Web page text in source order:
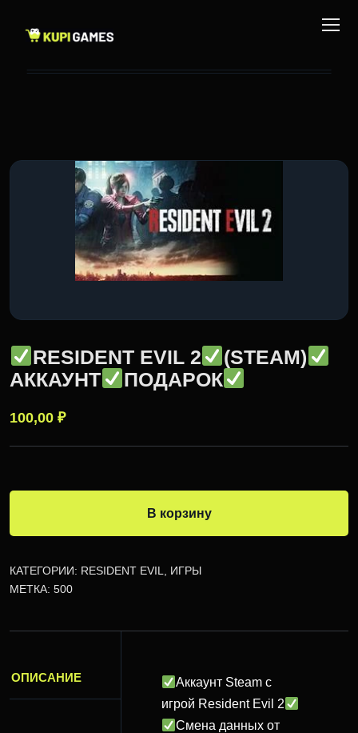
RESIDENT EVIL 2
(STEAM)
АККАУНТ
ПОДАРОК
100,00 ₽
В корзину
КАТЕГОРИИ: RESIDENT EVIL
ИГРЫ
МЕТКА: 500
ОПИСАНИЕ
Аккаунт Steam с
игрой Resident Evil 2
Смена данных от